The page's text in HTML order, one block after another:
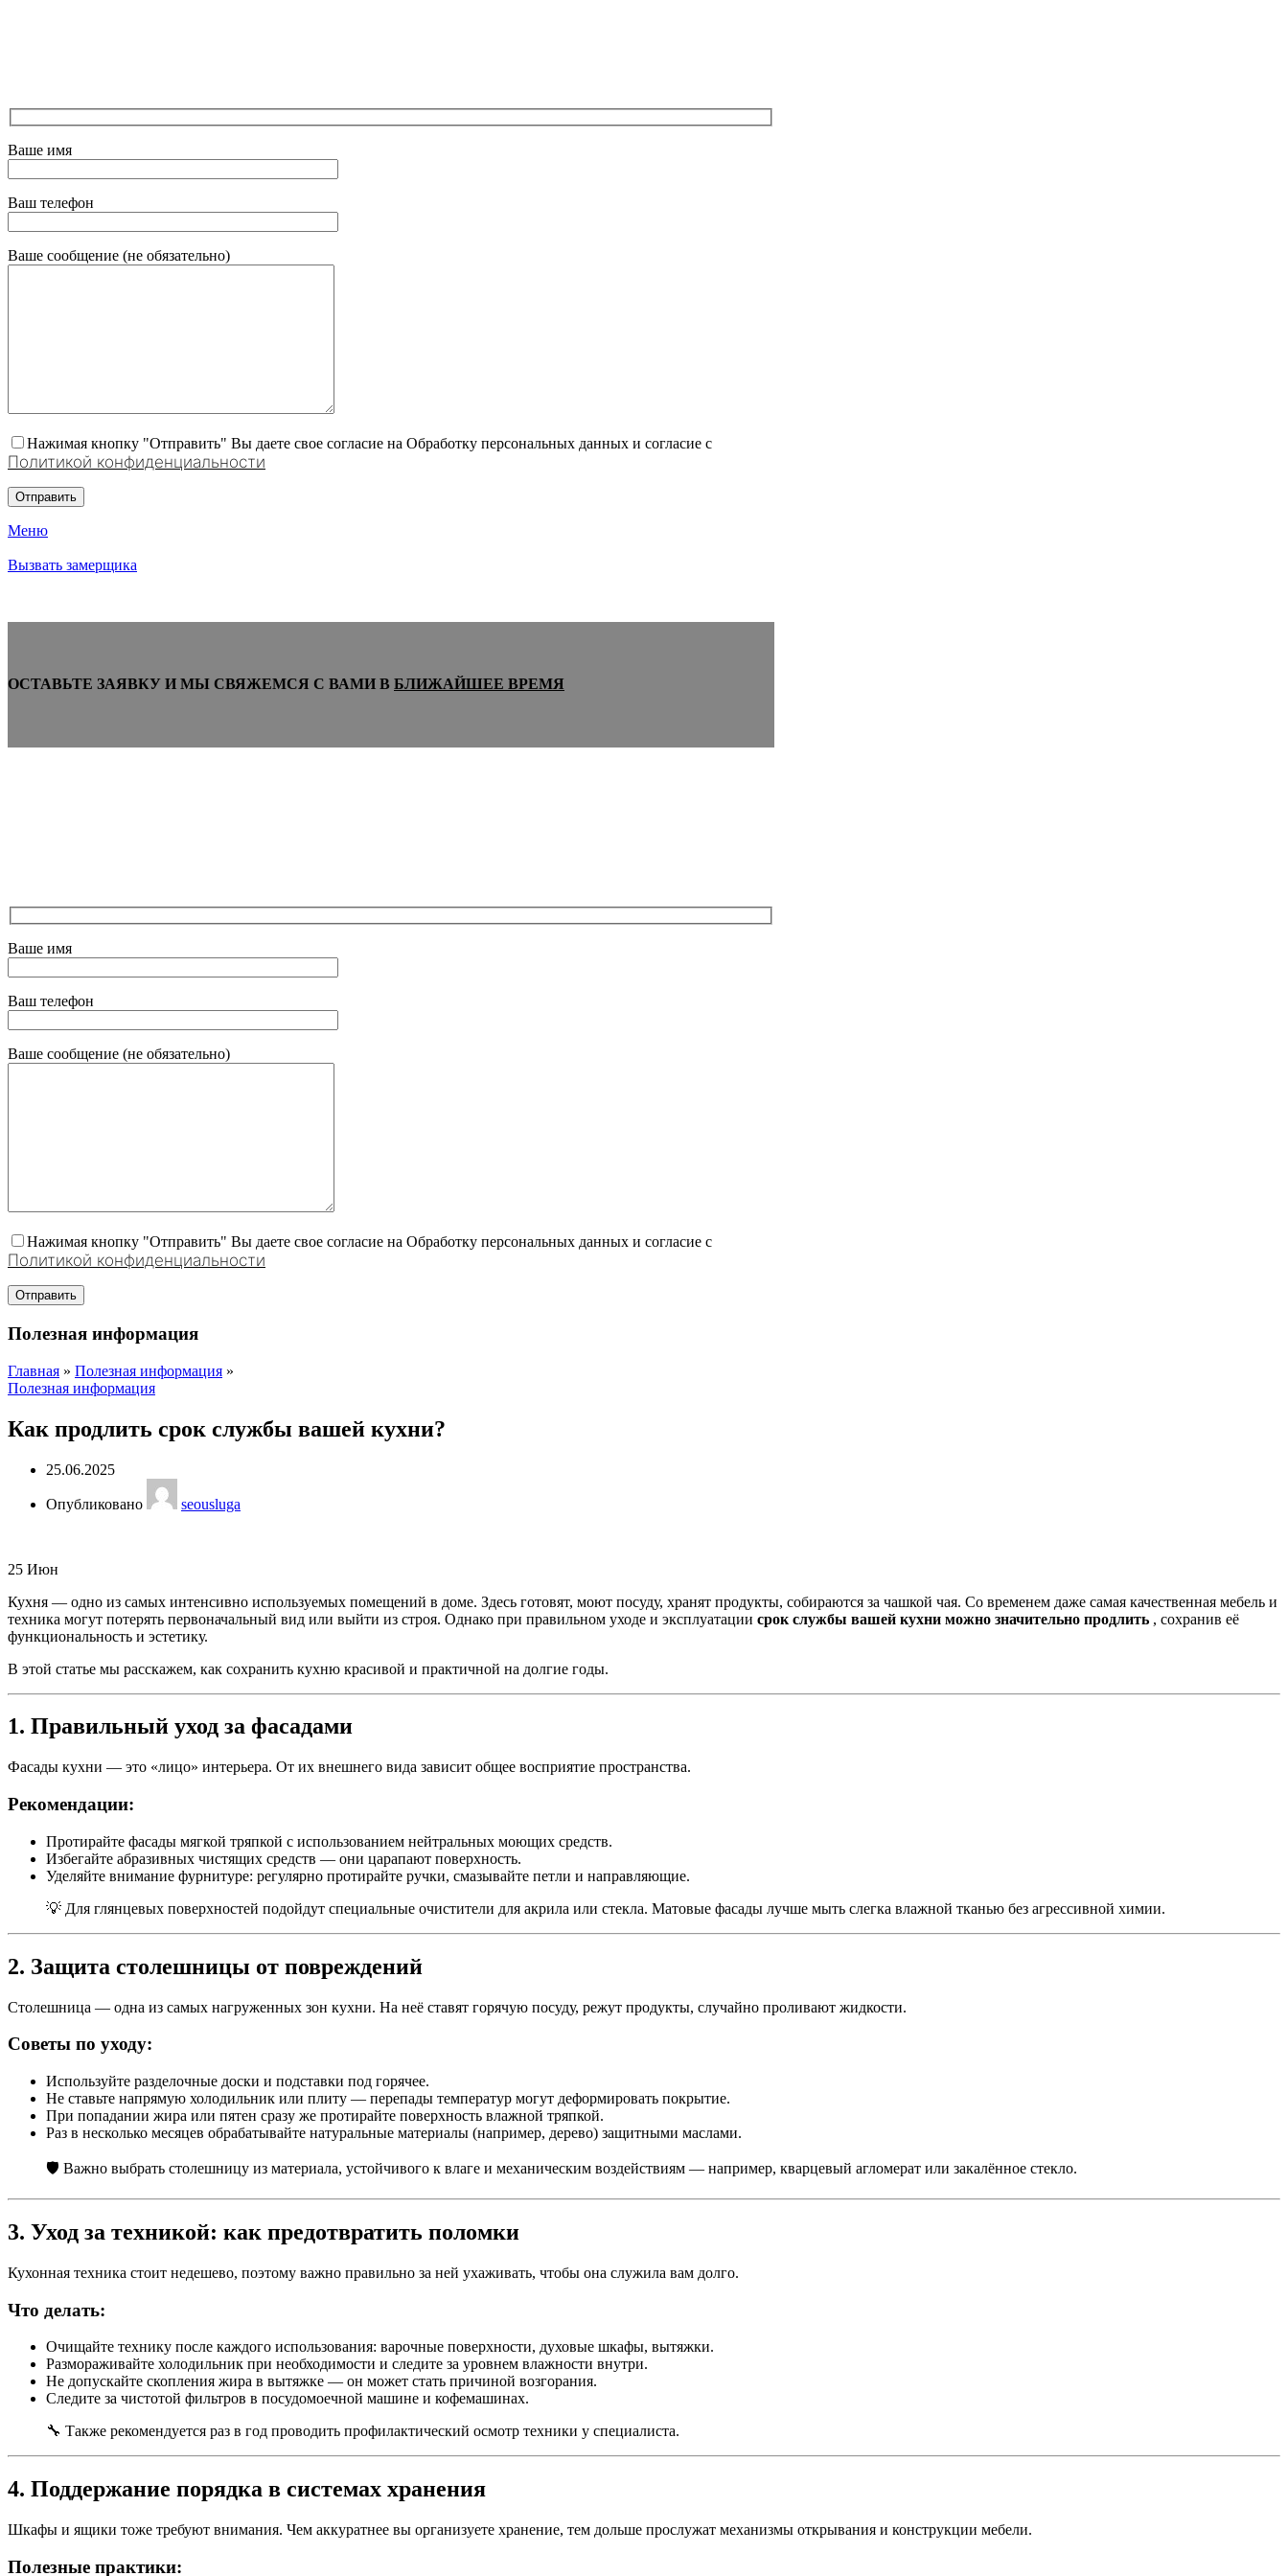
Ваше имя
Ваш телефон
Ваше сообщение (не обязательно)
Нажимая кнопку "Отправить" Вы даете свое согласие на Обработку персональных данных и согласие c
Политикой конфиденциальности
Меню
Вызвать замерщика
ОСТАВЬТЕ ЗАЯВКУ И МЫ СВЯЖЕМСЯ С ВАМИ В БЛИЖАЙШЕЕ ВРЕМЯ
Ваше имя
Ваш телефон
Ваше сообщение (не обязательно)
Нажимая кнопку "Отправить" Вы даете свое согласие на Обработку персональных данных и согласие c
Политикой конфиденциальности
Полезная информация
Главная » Полезная информация »
Полезная информация
Как продлить срок службы вашей кухни?
25.06.2025
Опубликовано seousluga
25 Июн
Кухня — одно из самых интенсивно используемых помещений в доме. Здесь готовят, моют посуду, хранят продукты, собираются за чашкой чая. Со временем даже самая качественная мебель и
техника могут потерять первоначальный вид или выйти из строя. Однако при правильном уходе и эксплуатации срок службы вашей кухни можно значительно продлить , сохранив её
функциональность и эстетику.
В этой статье мы расскажем, как сохранить кухню красивой и практичной на долгие годы.
1. Правильный уход за фасадами
Фасады кухни — это «лицо» интерьера. От их внешнего вида зависит общее восприятие пространства.
Рекомендации:
Протирайте фасады мягкой тряпкой с использованием нейтральных моющих средств.
Избегайте абразивных чистящих средств — они царапают поверхность.
Уделяйте внимание фурнитуре: регулярно протирайте ручки, смазывайте петли и направляющие.
💡 Для глянцевых поверхностей подойдут специальные очистители для акрила или стекла. Матовые фасады лучше мыть слегка влажной тканью без агрессивной химии.
2. Защита столешницы от повреждений
Столешница — одна из самых нагруженных зон кухни. На неё ставят горячую посуду, режут продукты, случайно проливают жидкости.
Советы по уходу:
Используйте разделочные доски и подставки под горячее.
Не ставьте напрямую холодильник или плиту — перепады температур могут деформировать покрытие.
При попадании жира или пятен сразу же протирайте поверхность влажной тряпкой.
Раз в несколько месяцев обрабатывайте натуральные материалы (например, дерево) защитными маслами.
🛡️ Важно выбрать столешницу из материала, устойчивого к влаге и механическим воздействиям — например, кварцевый агломерат или закалённое стекло.
3. Уход за техникой: как предотвратить поломки
Кухонная техника стоит недешево, поэтому важно правильно за ней ухаживать, чтобы она служила вам долго.
Что делать:
Очищайте технику после каждого использования: варочные поверхности, духовые шкафы, вытяжки.
Размораживайте холодильник при необходимости и следите за уровнем влажности внутри.
Не допускайте скопления жира в вытяжке — он может стать причиной возгорания.
Следите за чистотой фильтров в посудомоечной машине и кофемашинах.
🔧 Также рекомендуется раз в год проводить профилактический осмотр техники у специалиста.
4. Поддержание порядка в системах хранения
Шкафы и ящики тоже требуют внимания. Чем аккуратнее вы организуете хранение, тем дольше прослужат механизмы открывания и конструкции мебели.
Полезные практики: